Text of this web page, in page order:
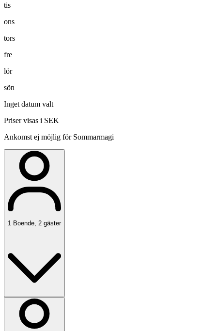
tis
ons
tors
fre
lör
sön
Inget datum valt
Priser visas i SEK
Ankomst ej möjlig för Sommarmagi
1 Boende 2 gäster